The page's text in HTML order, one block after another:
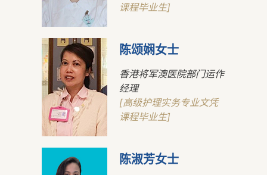
课程毕业生]
陈颂娴女士
香港将军澳医院部门运作
经理
[高级护理实务专业文凭
课程毕业生]
陈淑芳女士